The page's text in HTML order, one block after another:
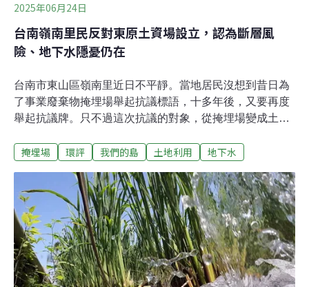
2025年06月24日
台南嶺南里民反對東原土資場設立，認為斷層風
險、地下水隱憂仍在
台南市東山區嶺南里近日不平靜。當地居民沒想到昔日為
了事業廢棄物掩埋場舉起抗議標語，十多年後，又要再度
舉起抗議牌。只不過這次抗議的對象，從掩埋場變成土資
陳慶銘召集80多位村民，在嶺南里活動中心集合，高喊
聚全營造股份有限公司（後簡稱聚全公司），預計在台南
市東山區嶺南里申請設置「東原土石方資源堆置場」，收
受土石方、砂、磚瓦等營建工程剩餘土石方，開發基地面
積約10.35公頃。6月初，嶺南里里長陳慶銘收到東山區公
所「土地現有巷道申請指定建築線」的現勘公文，才得知
土資場設立的消息，急忙將消息對外公布，並發起連署，
幾天內，已獲得近千份反對土資場的連署書。現場會勘 認
掩埋場 環評 我們的島 土地利用 地下水